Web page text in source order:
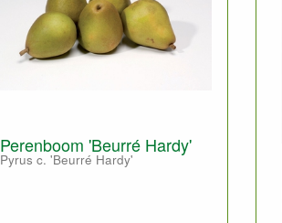
Perenboom 'Beurré Hardy'
Pyrus c. 'Beurré Hardy'